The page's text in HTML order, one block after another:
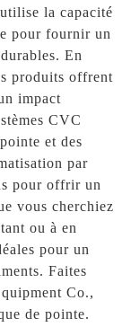
la capacité
pour fournir un
En
produits offrent
impact
CVC
et des
par
pour offrir un
vous cherchiez
ou à en
pour un
Faites
Co.,
de pointe.